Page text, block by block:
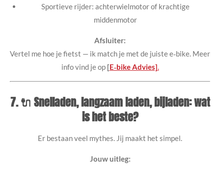
Sportieve rijder: achterwielmotor of krachtige
middenmotor
Afsluiter:
Vertel me hoe je fietst — ik match je met de juiste e‑bike. Meer
info vind je op [E‑bike Advies]
7. 🔌 Snelladen, langzaam laden, bijladen: wat
is het beste?
Er bestaan veel mythes. Jij maakt het simpel.
Jouw uitleg: